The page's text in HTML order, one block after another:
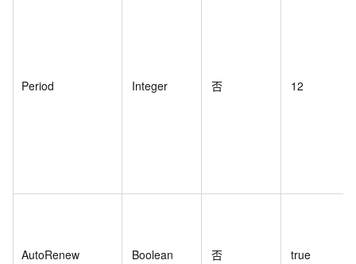
Period Integer 否 12
AutoRenew Boolean 否 true